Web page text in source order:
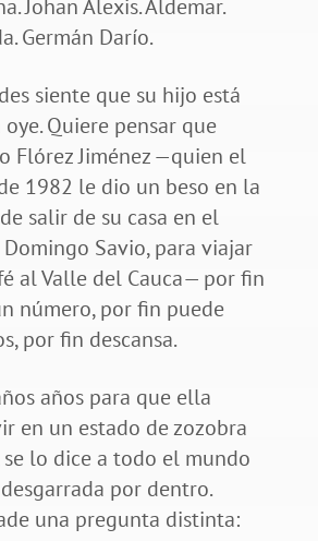
Johan Alexis. Aldemar.
Germán Darío.
siente que su hijo está
Quiere pensar que
Flórez Jiménez —quien el
1982 le dio un beso en la
salir de su casa en el
Savio, para viajar
al Valle del Cauca— por fin
número, por fin puede
por fin descansa.
años para que ella
en un estado de zozobra
lo dice a todo el mundo
por dentro.
una pregunta distinta: